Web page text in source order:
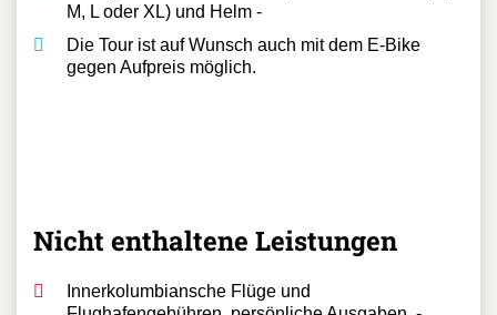
M, L oder XL) und Helm -
Die Tour ist auf Wunsch auch mit dem E-Bike
gegen Aufpreis möglich.
Nicht enthaltene Leistungen
Innerkolumbiansche Flüge und